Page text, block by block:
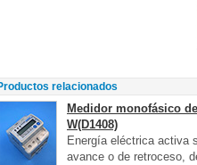
relacionados
Medidor monofásico
W(D1408)
Energía eléctrica activa
avance o de retroceso,